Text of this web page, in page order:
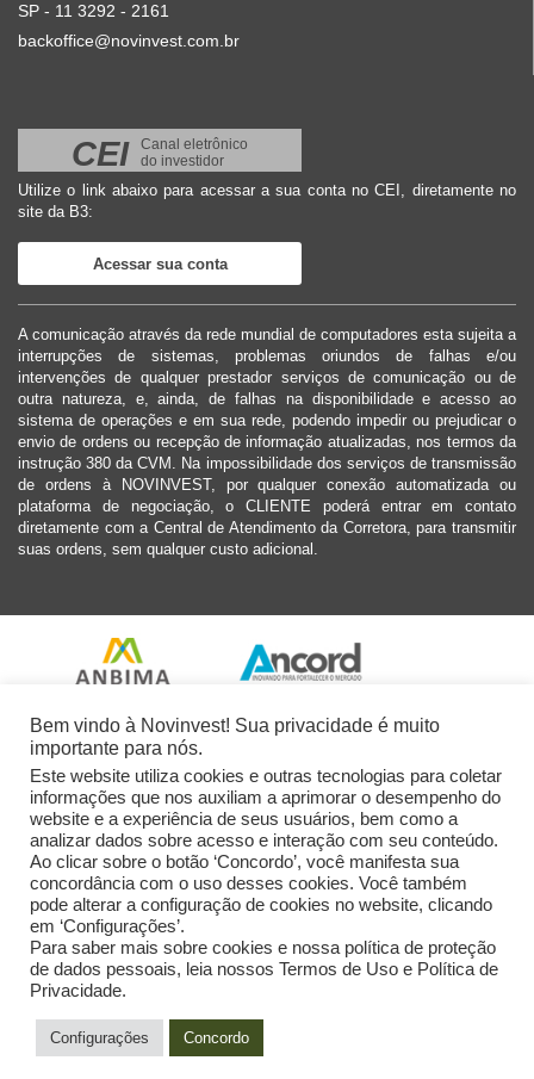
SP - 11 3292 - 2161
backoffice@novinvest.com.br
CEI
Canal eletrônico
do investidor
Utilize o link abaixo para acessar a sua conta no CEI, diretamente no
site da B3:
Acessar sua conta
A comunicação através da rede mundial de computadores esta sujeita a
interrupções de sistemas, problemas oriundos de falhas e/ou
intervenções de qualquer prestador serviços de comunicação ou de
outra natureza, e, ainda, de falhas na disponibilidade e acesso ao
sistema de operações e em sua rede, podendo impedir ou prejudicar o
envio de ordens ou recepção de informação atualizadas, nos termos da
instrução 380 da CVM. Na impossibilidade dos serviços de transmissão
de ordens à NOVINVEST, por qualquer conexão automatizada ou
plataforma de negociação, o CLIENTE poderá entrar em contato
diretamente com a Central de Atendimento da Corretora, para transmitir
suas ordens, sem qualquer custo adicional.
Bem vindo à Novinvest! Sua privacidade é muito
importante para nós.
Este website utiliza cookies e outras tecnologias para coletar
informações que nos auxiliam a aprimorar o desempenho do
website e a experiência de seus usuários, bem como a
analizar dados sobre acesso e interação com seu conteúdo.
Ao clicar sobre o botão ‘Concordo’, você manifesta sua
concordância com o uso desses cookies. Você também
pode alterar a configuração de cookies no website, clicando
em ‘Configurações’.
Para saber mais sobre cookies e nossa política de proteção
de dados pessoais, leia nossos Termos de Uso e Política de
Privacidade.
Configurações Concordo